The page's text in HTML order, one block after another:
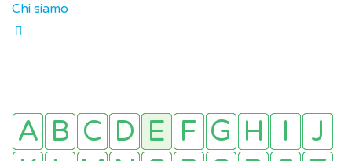
Chi siamo